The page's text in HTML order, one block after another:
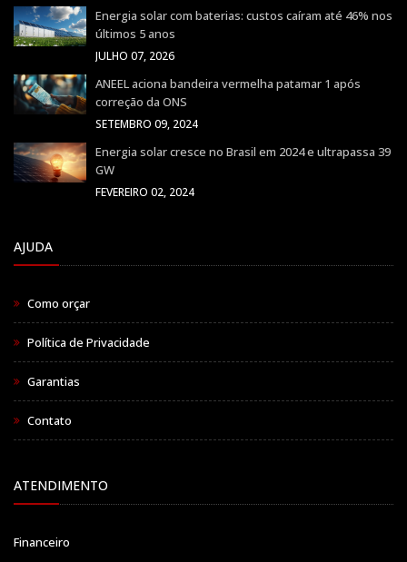
Energia solar com baterias: custos caíram até 46% nos
últimos 5 anos
JULHO 07, 2026
ANEEL aciona bandeira vermelha patamar 1 após
correção da ONS
SETEMBRO 09, 2024
Energia solar cresce no Brasil em 2024 e ultrapassa 39
GW
FEVEREIRO 02, 2024
AJUDA
Como orçar
Política de Privacidade
Garantias
Contato
ATENDIMENTO
Financeiro